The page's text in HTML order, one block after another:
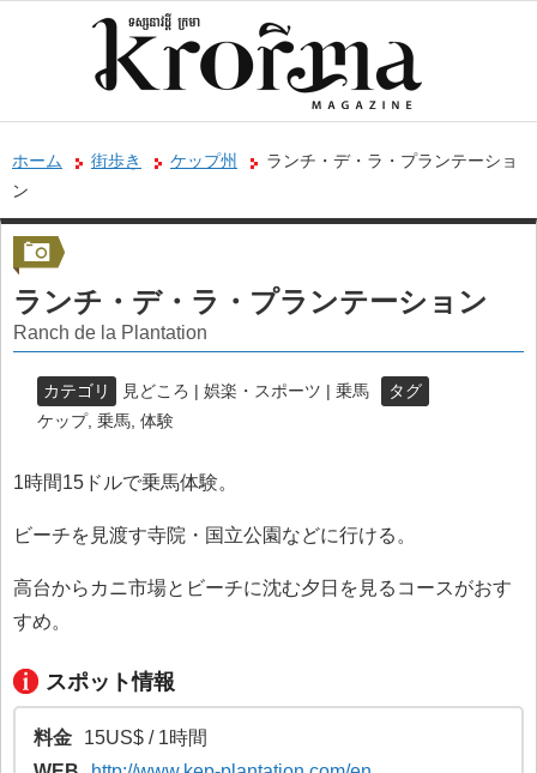
ホーム 街歩き ケップ州
ランチ・デ・ラ・プランテーショ
ン
ランチ・デ・ラ・プランテーション
Ranch de la Plantation
カテゴリ 見どころ | 娯楽・スポーツ | 乗馬
タグ
ケップ, 乗馬 体験
1時間15ドルで乗馬体験。
ビーチを見渡す寺院・国立公園などに行ける。
高台からカニ市場とビーチに沈む夕日を見るコースがおす
すめ。
スポット情報
料金
15US$ / 1時間